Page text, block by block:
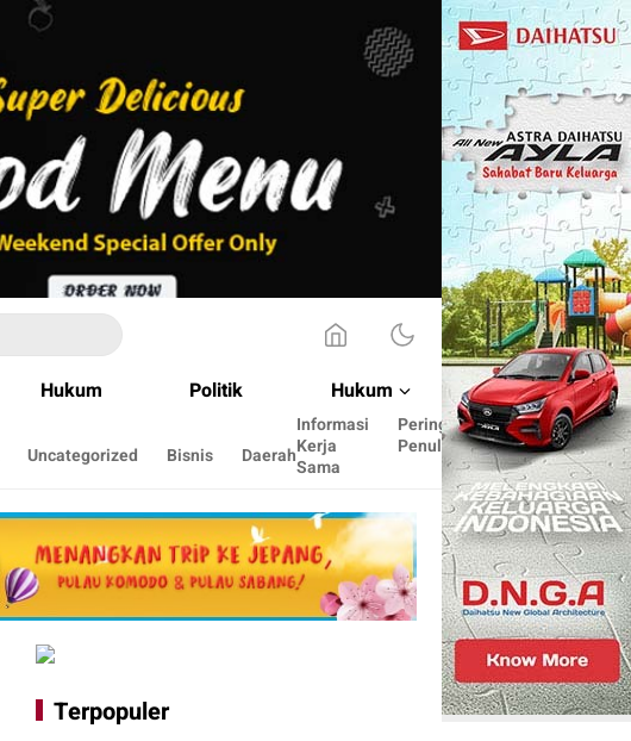
Hukum Politik Hukum
Uncategorized Bisnis Daerah
Informasi
Kerja
Sama
Peringkat
Penulis
Cara
menulis
disini
Terpopuler